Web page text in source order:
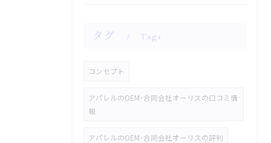
タグ Tags
コンセプト
アパレルのOEM･合同会社オーリスの口コミ情
報
アパレルのOEM･合同会社オーリスの評判